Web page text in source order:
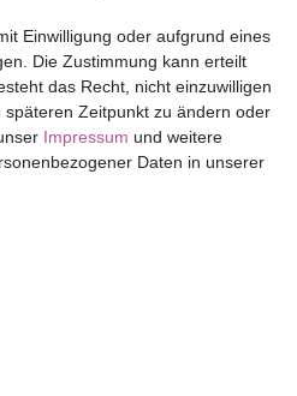
Einwilligung oder aufgrund eines
Die Zustimmung kann erteilt
das Recht, nicht einzuwilligen
Zeitpunkt zu ändern oder
Impressum und weitere
Daten in unserer